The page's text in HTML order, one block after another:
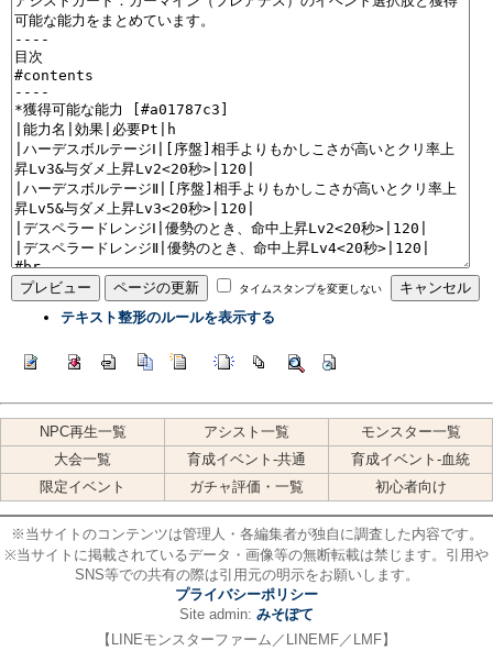
タイムスタンプを変更しない
テキスト整形のルールを表示する
NPC再生一覧 アシスト一覧
モンスター一覧
大会一覧
育成イベント-共通
育成イベント-血統
限定イベント
ガチャ評価・一覧 初心者向け
※当サイトのコンテンツは管理人・各編集者が独自に調査した内容です。
※当サイトに掲載されているデータ・画像等の無断転載は禁じます。引用や
SNS等での共有の際は引用元の明示をお願いします。
プライバシーポリシー
Site admin: みそぽて
【LINEモンスターファーム／LINEMF／LMF】